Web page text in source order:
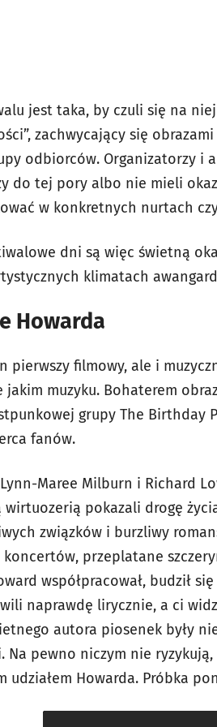
jest taka, by czuli się na
zachwycający się
odbiorców. Organizatorzy i
do tej pory albo nie mieli
w konkretnych nurtach
dni są więc świetną
klimatach
Howarda
pierwszy filmowy, ale i
muzyku. Bohaterem
grupy The Birthday
fanów.
Maree Milburn i Richard
wirtuozerią pokazali drogę
związków i burzliwy
koncertów, przeplatane
współpracował, budził
naprawdę lirycznie, a ci
autora piosenek były
Na pewno niczym nie
udziałem Howarda. Próbka